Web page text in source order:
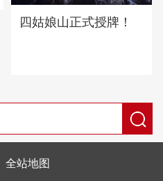
四姑娘山正式授牌！
全站地图